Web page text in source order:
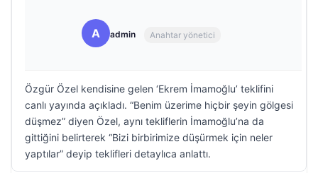
A admin Anahtar yönetici
Özgür Özel kendisine gelen ‘Ekrem İmamoğlu’ teklifini
canlı yayında açıkladı. “Benim üzerime hiçbir şeyin gölgesi
düşmez” diyen Özel, aynı tekliflerin İmamoğlu’na da
gittiğini belirterek “Bizi birbirimize düşürmek için neler
yaptılar” deyip teklifleri detaylıca anlattı.